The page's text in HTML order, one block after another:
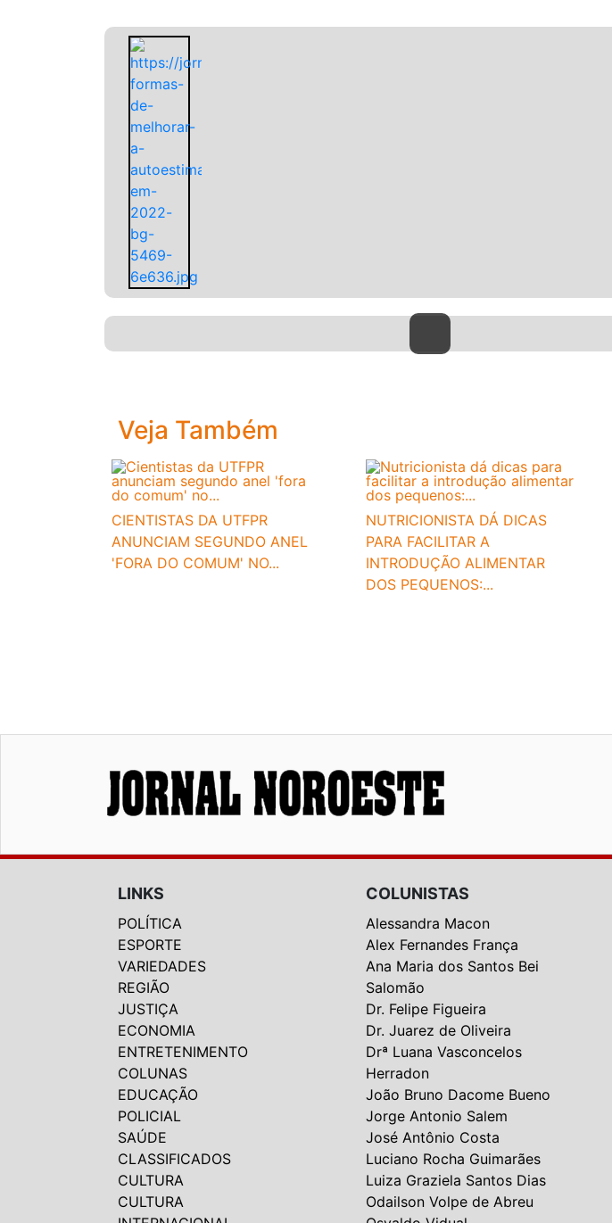
Veja Também
CIENTISTAS DA UTFPR
ANUNCIAM SEGUNDO ANEL
'FORA DO COMUM' NO...
NUTRICIONISTA DÁ DICAS
PARA FACILITAR A
INTRODUÇÃO ALIMENTAR
DOS PEQUENOS:...
LINKS
POLÍTICA
ESPORTE
VARIEDADES
REGIÃO
JUSTIÇA
ECONOMIA
ENTRETENIMENTO
COLUNAS
EDUCAÇÃO
POLICIAL
SAÚDE
CLASSIFICADOS
CULTURA
CULTURA
COLUNISTAS
Alessandra Macon
Alex Fernandes França
Ana Maria dos Santos Bei
Salomão
Dr. Felipe Figueira
Dr. Juarez de Oliveira
Drª Luana Vasconcelos
Herradon
João Bruno Dacome Bueno
Jorge Antonio Salem
José Antônio Costa
Luciano Rocha Guimarães
Luiza Graziela Santos Dias
Odailson Volpe de Abreu